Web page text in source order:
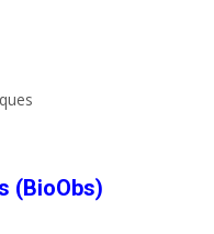
(BioObs)